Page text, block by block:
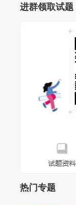
进群领取试题
热门专题